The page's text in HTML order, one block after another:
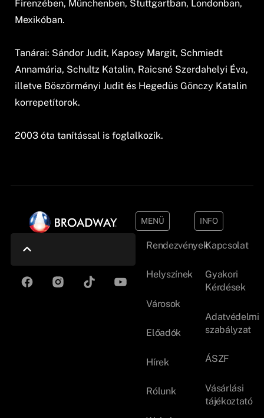
Firenzében, Münchenben, Stuttgartban, Londonban,
Mexikóban.
Tanárai: Sándor Judit, Kaposy Margit, Schmiedt
Annamária, Schultz Katalin, Raicsné Szerdahelyi Éva,
illetve Böszörményi Judit és Hegedüs Gönczy Katalin
korrepetítorok.
2003 óta tanítással is foglalkozik.
MENÜ
Rendezvények
Helyszínek
Városok
Előadók
Hírek
Rólunk
INFO
Kapcsolat
Gyakori
Kérdések
Adatvédelmi
szabályzat
ÁSZF
Vásárlási
tájékoztató